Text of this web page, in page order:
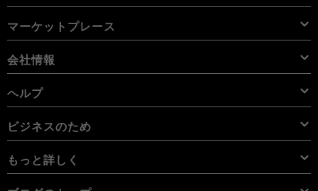
Luminar Neo
価格
プロ ツール
使用例
代替ソフト
無料体験板
概要
iPad用 Luminar
iPhone用 Luminar
Vision Pro用 Luminar Neo
Luminar Mobile User Guide
Aperty
概要
価格
Aperty User Guide
オンライン ツール
オンライン編集ソフト
カラー パレット
マーケットプレース
プリセット
Lightroom プリセット
Luminar Neo パック
LUT
Luminar Neo LUT
Aperty LUT
オーバーレイを使用して新しいものを簡単に追加
テクスチャー
スカイオブジェクト
その他のソフトウェア
X メンバーシップ
空
会社情報
会社概要
キャリア
アンバサダー
アフィリエイトプログラム
ヘルプ
サポートへのお問い合わせ
FAQs
User Guide
ビジネスのため
ビジネスのため
ボリューム ライセンス
もっと詳しく